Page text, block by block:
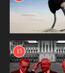
15